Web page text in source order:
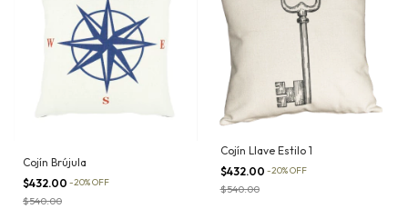
Cojín Brújula
$432.00 -20%OFF
$540.00
Cojín Llave Estilo 1
$432.00 -20%OFF
$540.00